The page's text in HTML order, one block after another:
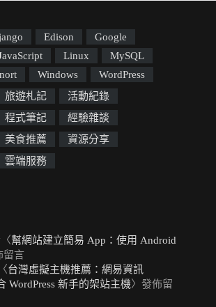
Edison
Google
Linux
MySQL
Windows
WordPress
旅遊札記
活動紀錄
程式筆記
經驗雜談
美食推薦
資源分享
雲端服務
幫網站建立簡易 App：使用 Android
留言
台灣虛擬主機推薦：網易資訊
WordPress 新手的架站主機〉發佈留